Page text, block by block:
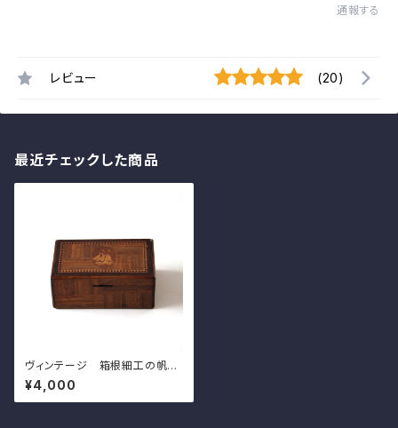
通報する
レビュー (20)
最近チェックした商品
ヴィンテージ 箱根細工の帆船
文の貯金箱 d14.9cm Vintag
e Japanese Hakone Marqu
etry Money Box, Design of
¥4,000